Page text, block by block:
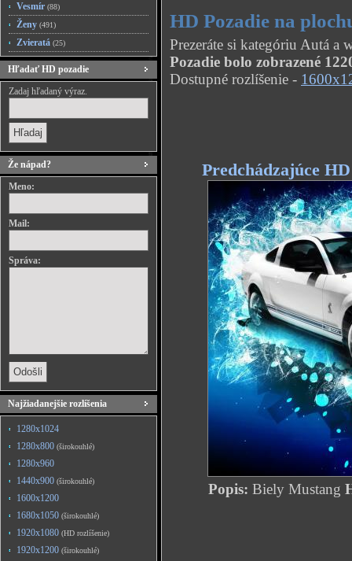
Vesmír (88)
Ženy (491)
Zvieratá (25)
Hľadať HD pozadie
Zadaj hľadaný výraz.
Že nápad?
Meno:
Mail:
Správa:
Najžiadanejšie rozlíšenia
1280x1024
1280x800 (širokouhlé)
1280x960
1440x900 (širokouhlé)
1600x1200
1680x1050 (širokouhlé)
1920x1080 (HD rozlíšenie)
1920x1200 (širokouhlé)
HD Pozadie na
Prezeráte si kategóriu Autá a
Pozadie bolo zobrazené
Dostupné rozlíšenie -
Predchádzajúce
Popis: Biely Mustang